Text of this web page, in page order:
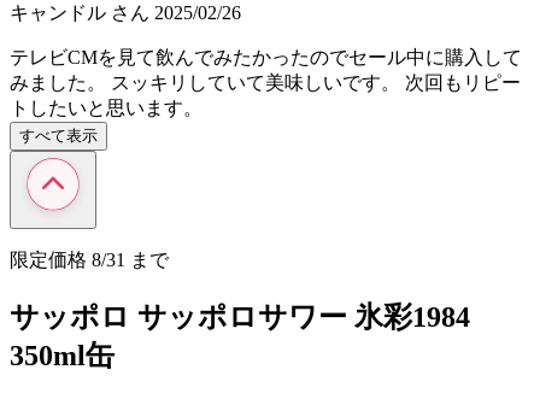
キャンドル さん 2025/02/26
テレビCMを見て飲んでみたかったのでセール中に購入して
みました。 スッキリしていて美味しいです。 次回もリピー
トしたいと思います。
すべて表示
限定価格 8/31 まで
サッポロ サッポロサワー 氷彩1984
350ml缶